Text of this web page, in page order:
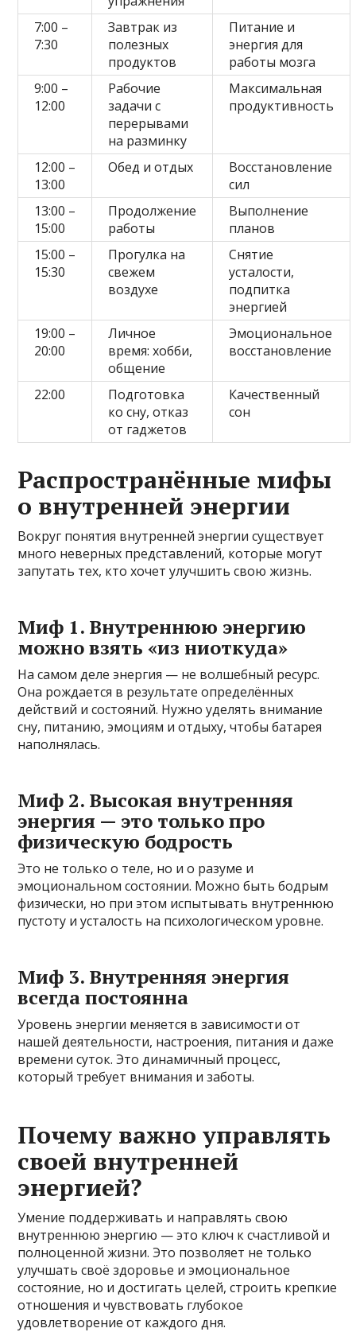
7:00 –
7:30
Завтрак из
полезных
продуктов
Питание и
энергия для
работы мозга
9:00 –
12:00
Рабочие
задачи с
перерывами
на разминку
Максимальная
продуктивность
12:00 –
13:00
Обед и отдых
Восстановление
сил
13:00 –
15:00
Продолжение
работы
Выполнение
планов
15:00 –
15:30
Прогулка на
свежем
воздухе
Снятие
усталости,
подпитка
энергией
19:00 –
20:00
Личное
время: хобби,
общение
Эмоциональное
восстановление
22:00
Подготовка
ко сну, отказ
от гаджетов
Качественный
сон
Распространённые мифы
о внутренней энергии
Вокруг понятия внутренней энергии существует
много неверных представлений, которые могут
запутать тех, кто хочет улучшить свою жизнь.
Миф 1. Внутреннюю энергию
можно взять «из ниоткуда»
На самом деле энергия — не волшебный ресурс.
Она рождается в результате определённых
действий и состояний. Нужно уделять внимание
сну, питанию, эмоциям и отдыху, чтобы батарея
наполнялась.
Миф 2. Высокая внутренняя
энергия — это только про
физическую бодрость
Это не только о теле, но и о разуме и
эмоциональном состоянии. Можно быть бодрым
физически, но при этом испытывать внутреннюю
пустоту и усталость на психологическом уровне.
Миф 3. Внутренняя энергия
всегда постоянна
Уровень энергии меняется в зависимости от
нашей деятельности, настроения, питания и даже
времени суток. Это динамичный процесс,
который требует внимания и заботы.
Почему важно управлять
своей внутренней
энергией?
Умение поддерживать и направлять свою
внутреннюю энергию — это ключ к счастливой и
полноценной жизни. Это позволяет не только
улучшать своё здоровье и эмоциональное
состояние, но и достигать целей, строить крепкие
отношения и чувствовать глубокое
удовлетворение от каждого дня.